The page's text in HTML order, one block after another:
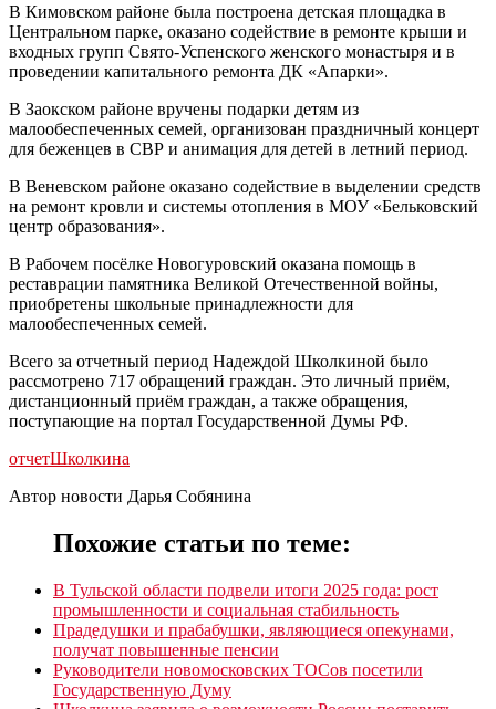
В Кимовском районе была построена детская площадка в
Центральном парке, оказано содействие в ремонте крыши и
входных групп Свято-Успенского женского монастыря и в
проведении капитального ремонта ДК «Апарки».
В Заокском районе вручены подарки детям из
малообеспеченных семей, организован праздничный концерт
для беженцев в СВР и анимация для детей в летний период.
В Веневском районе оказано содействие в выделении средств
на ремонт кровли и системы отопления в МОУ «Бельковский
центр образования».
В Рабочем посёлке Новогуровский оказана помощь в
реставрации памятника Великой Отечественной войны,
приобретены школьные принадлежности для
малообеспеченных семей.
Всего за отчетный период Надеждой Школкиной было
рассмотрено 717 обращений граждан. Это личный приём,
дистанционный приём граждан, а также обращения,
поступающие на портал Государственной Думы РФ.
отчетШколкина
Автор новости Дарья Собянина
Похожие статьи по теме:
В Тульской области подвели итоги 2025 года: рост
промышленности и социальная стабильность
Прадедушки и прабабушки, являющиеся опекунами,
получат повышенные пенсии
Руководители новомосковских ТОСов посетили
Государственную Думу